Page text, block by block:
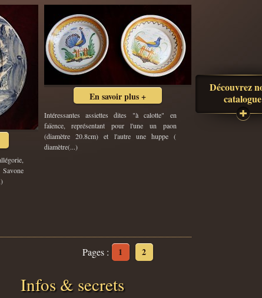
En savoir plus +
Intéressantes assiettes dites "à calotte" en
faïence, représentant pour l'une un paon
(diamètre 20.8cm) et l'autre une huppe (
diamètre(...)
Pages : 1 2
Découvrez
catalogue
Infos & secrets